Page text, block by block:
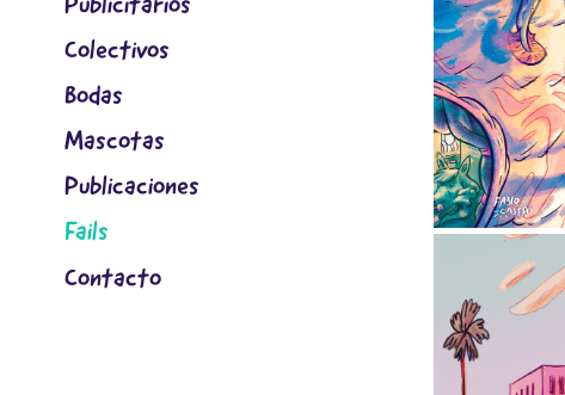
Colectivos
Bodas
Mascotas
Publicaciones
Fails
Contacto